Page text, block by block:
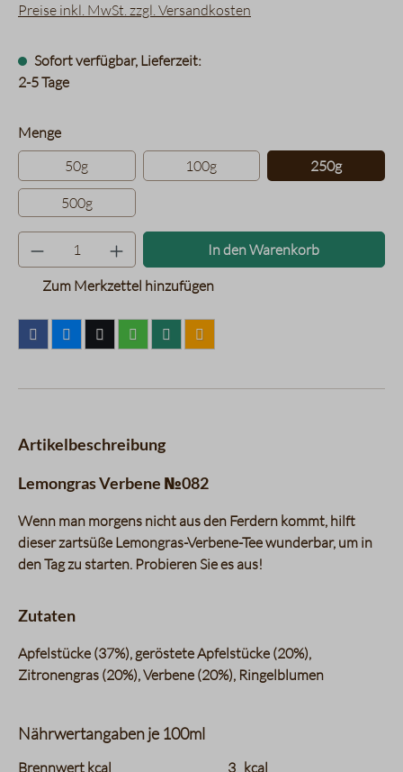
Preise inkl. MwSt. zzgl. Versandkosten
Sofort verfügbar, Lieferzeit:
2-5 Tage
Mengeauswählen
50g
100g 250g
500g
Produkt Anzahl: Gib den
In den Warenkorb
Zum Merkzettel hinzufügen
Artikelbeschreibung
Lemongras Verbene №082
Wenn man morgens nicht aus den Ferdern kommt, hilft
dieser zartsüße Lemongras-Verbene-Tee wunderbar, um in
den Tag zu starten. Probieren Sie es aus!
Zutaten
Apfelstücke (37%), geröstete Apfelstücke (20%),
Zitronengras (20%), Verbene (20%), Ringelblumen
Nährwertangaben je 100ml
charts.nutritions.header_name charts.nutritions.header_value
Brennwert kcal 3 kcal